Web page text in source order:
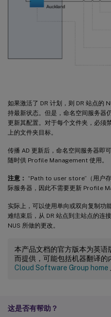
如果激活了 DR 计划，则 DR 站点的
持最新状态。但是，命名空间服务器
更新其配置。对于每个文件夹，必须
上的文件夹目标。
传播 AD 更新后，命名空间服务器即
随时供 Profile Management 使用。
注意：
“Path to user store”（用户
际服务器，因此不需要更新 Profile
实际上，可以使用单向或双向复制功
难结束后，从 DR 站点到主站点的连
NUS 所做的更改。
本产品文档的官方版本为英
而提供，可能包括机器翻译
Cloud Software Group home
这是否有帮助？